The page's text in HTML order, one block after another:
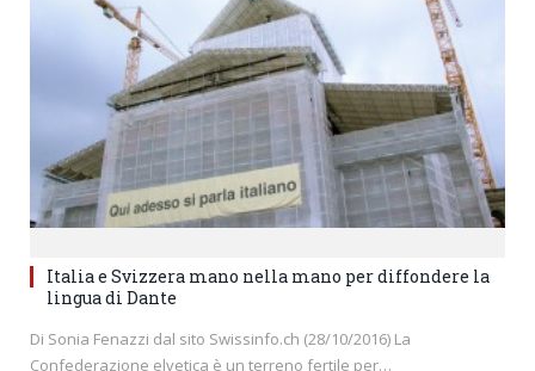
Italia e Svizzera mano nella mano per diffondere la
lingua di Dante
Di Sonia Fenazzi dal sito Swissinfo.ch (28/10/2016) La
Confederazione elvetica è un terreno fertile per…